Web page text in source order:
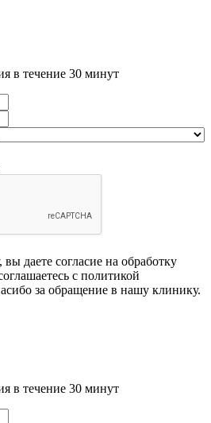
в течение 30 минут
даете согласие на обработку
с политикой
за обращение в нашу клинику.
в течение 30 минут